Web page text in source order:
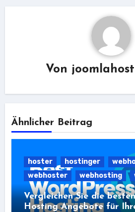
Von
Ähnlicher Beitrag
hoster hostinger
webhoster
webhosting
Vergleichen Sie die
Hosting Angebote für